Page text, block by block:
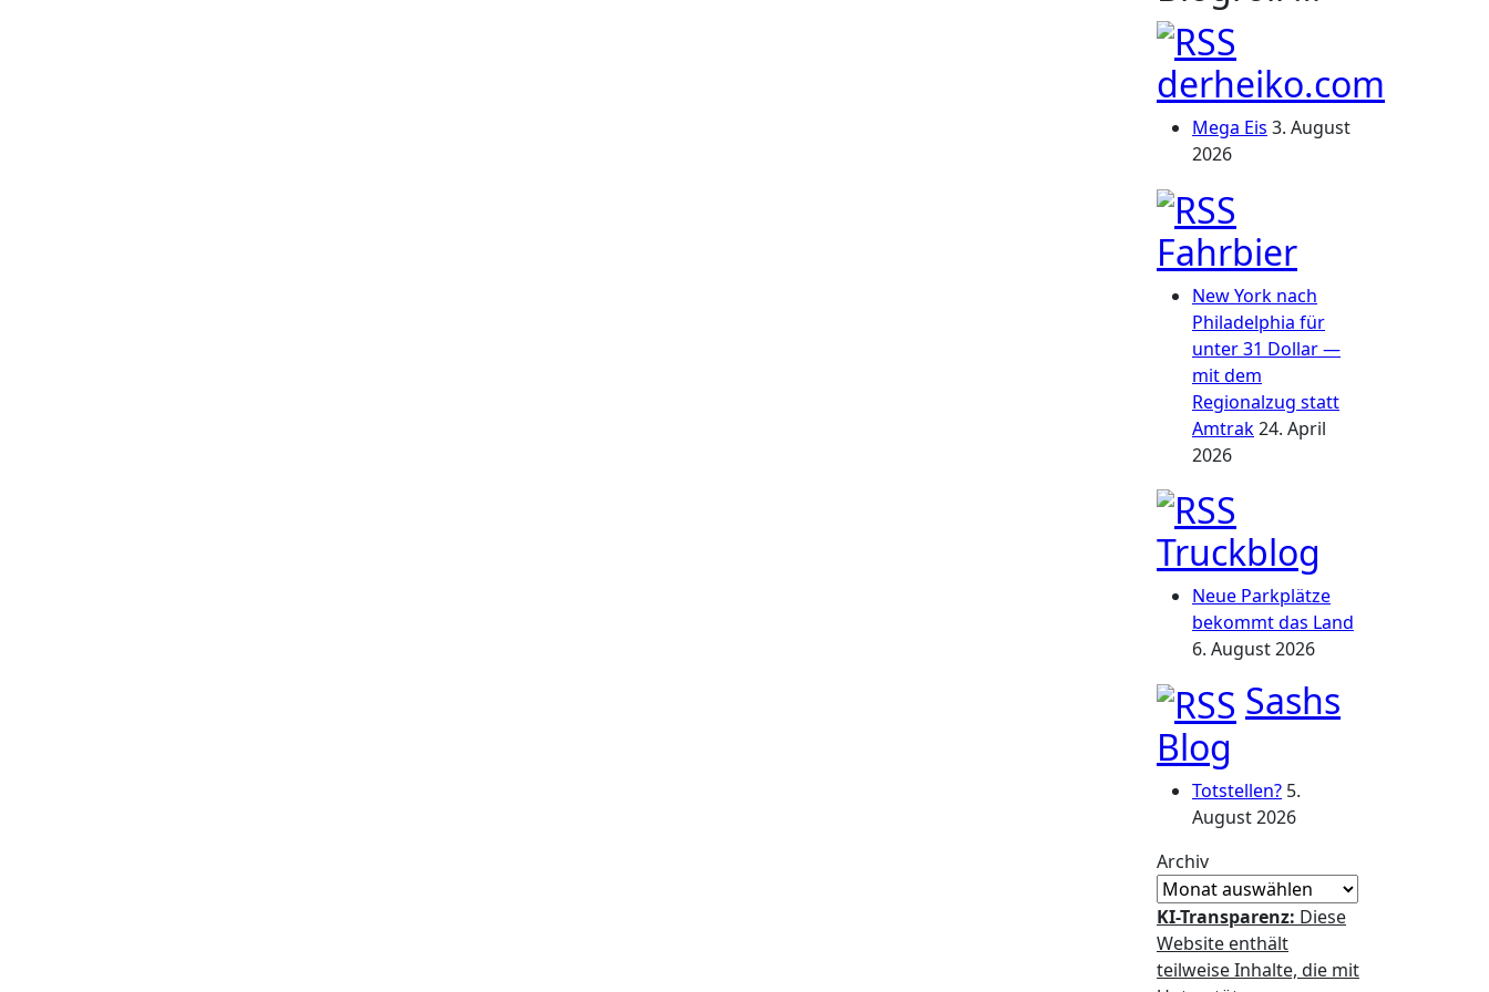
derheiko.com
Mega Eis 3. August
2026
Fahrbier
New York nach
Philadelphia für
unter 31 Dollar —
mit dem
Regionalzug statt
Amtrak24. April
2026
Truckblog
Neue Parkplätze
bekommt das Land
6. August 2026
Sashs
Blog
Totstellen? 5.
August 2026
Archiv
KI-Transparenz: Diese
Website enthält
teilweise Inhalte, die mit